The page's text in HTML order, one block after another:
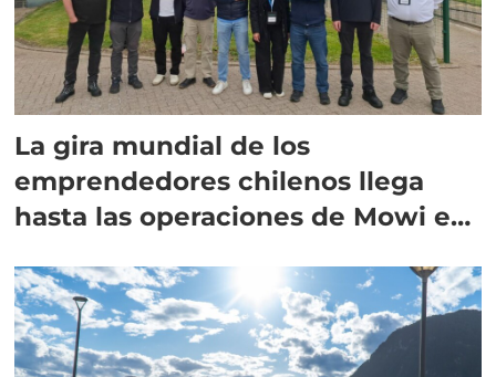
La gira mundial de los
emprendedores chilenos llega
hasta las operaciones de Mowi en